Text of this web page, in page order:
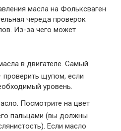
масла на Фольксваген
череда проверок
Из-за чего может
в двигателе. Самый
проверить щупом, если
уровень.
Посмотрите на цвет
пальцами (вы должны
Если масло